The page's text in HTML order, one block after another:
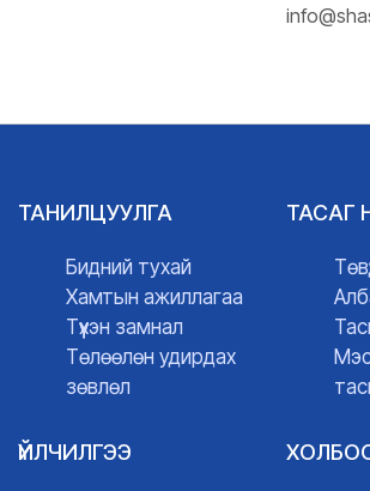
ТАНИЛЦУУЛГА
Бидний тухай
Хамтын ажиллагаа
Түүхэн замнал
Төлөөлөн удирдах
зөвлөл
ТАСАГ
ҮЙЛЧИЛГЭЭ